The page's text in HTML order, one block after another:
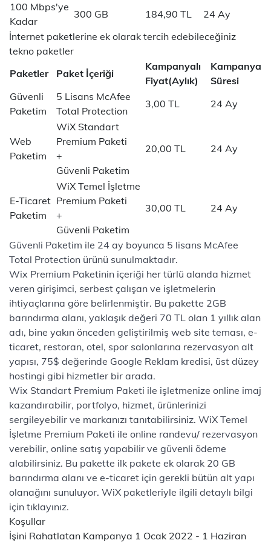
100 Mbps'ye
Kadar
300 GB 184,90 TL
24 Ay
İnternet paketlerine ek olarak tercih edebileceğiniz
tekno paketler
Paketler
Paket İçeriği
Kampanyalı
Fiyat(Aylık)
Kampanya
Süresi
Güvenli
Paketim
5 Lisans McAfee
Total Protection
3,00 TL 24 Ay
Web
Paketim
WiX Standart
Premium Paketi
+
Güvenli Paketim
20,00 TL 24 Ay
E-Ticaret
Paketim
WiX Temel İşletme
Premium Paketi
+
Güvenli Paketim
30,00 TL 24 Ay
Güvenli Paketim ile 24 ay boyunca 5 lisans McAfee
Total Protection ürünü sunulmaktadır.
Wix Premium Paketinin içeriği her türlü alanda hizmet
veren girişimci, serbest çalışan ve işletmelerin
ihtiyaçlarına göre belirlenmiştir. Bu pakette 2GB
barındırma alanı, yaklaşık değeri 70 TL olan 1 yıllık alan
adı, bine yakın önceden geliştirilmiş web site teması, e-
ticaret, restoran, otel, spor salonlarına rezervasyon alt
yapısı, 75$ değerinde Google Reklam kredisi, üst düzey
hostingi gibi hizmetler bir arada.
Wix Standart Premium Paketi ile işletmenize online imaj
kazandırabilir, portfolyo, hizmet, ürünlerinizi
sergileyebilir ve markanızı tanıtabilirsiniz. WiX Temel
İşletme Premium Paketi ile online randevu/ rezervasyon
verebilir, online satış yapabilir ve güvenli ödeme
alabilirsiniz. Bu pakette ilk pakete ek olarak 20 GB
barındırma alanı ve e-ticaret için gerekli bütün alt yapı
olanağını sunuluyor. WiX paketleriyle ilgili detaylı bilgi
için tıklayınız.
Koşullar
İşini Rahatlatan Kampanya 1 Ocak 2022 - 1 Haziran